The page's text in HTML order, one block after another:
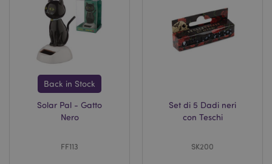
Back in Stock
Solar Pal - Gatto
Nero
FF113
Set di 5 Dadi neri
con Teschi
SK200